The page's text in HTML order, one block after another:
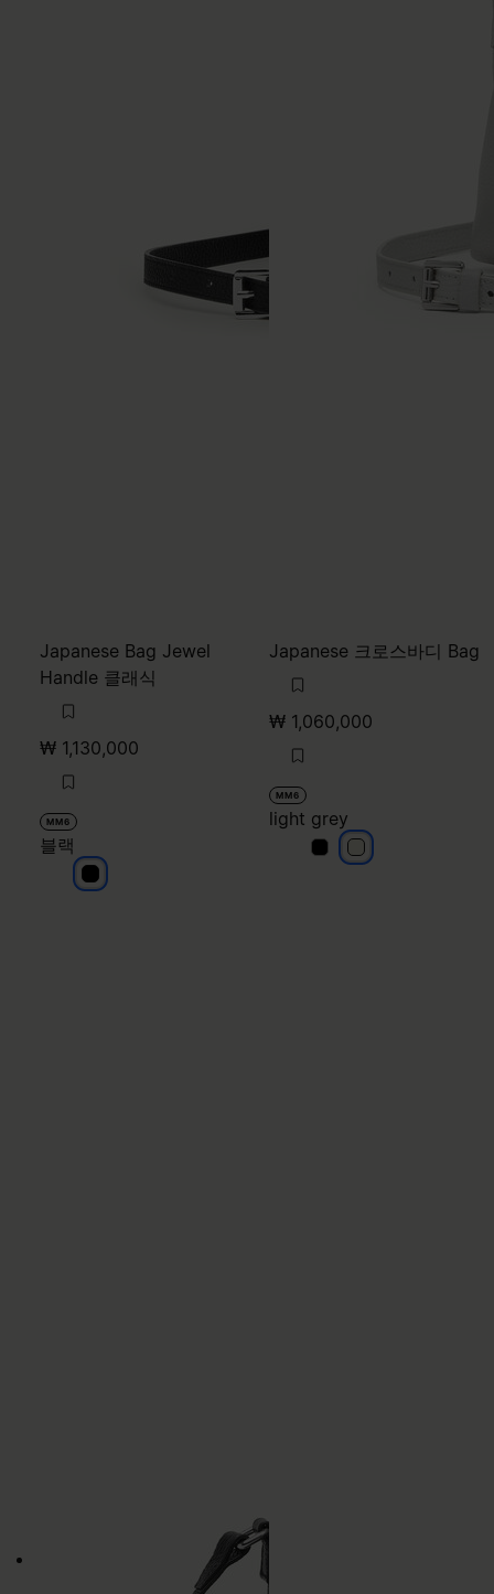
Japanese Bag Jewel
Handle 클래식
₩ 1,130,000
MM6
블랙
블랙
Japanese 크로스바디 Bag
₩ 1,060,000
MM6
light grey
light greylight grey